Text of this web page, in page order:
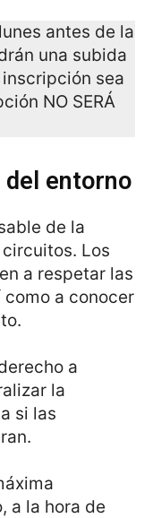
antes de la
una subida
sea
NO SERÁ
del entorno
de la
Los
a respetar las
a conocer
a
la
si las
a la hora de